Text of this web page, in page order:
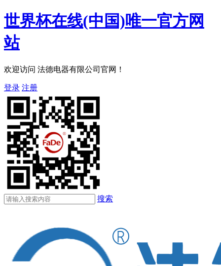
世界杯在线(中国)唯一官方网
站
欢迎访问 法德电器有限公司官网！
登录 注册
搜索